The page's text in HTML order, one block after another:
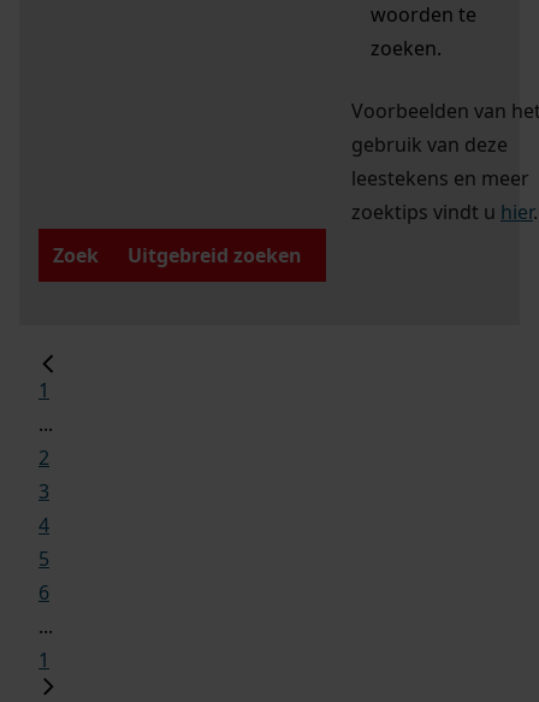
woorden te
zoeken.
Voorbeelden van
gebruik van deze
leestekens en meer
zoektips vindt u hier.
Zoek
Uitgebreid zoeken
1
...
2
3
4
5
6
...
1